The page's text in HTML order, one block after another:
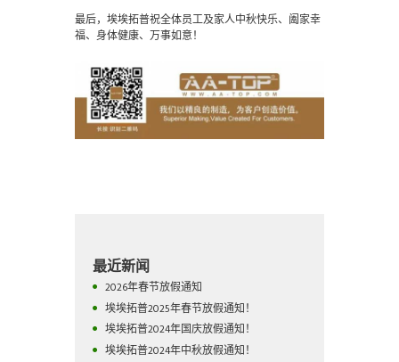
最后，埃埃拓普祝全体员工及家人中秋快乐、阖家幸
福、身体健康、万事如意！
最近新闻
2026年春节放假通知
埃埃拓普2025年春节放假通知！
埃埃拓普2024年国庆放假通知！
埃埃拓普2024年中秋放假通知！